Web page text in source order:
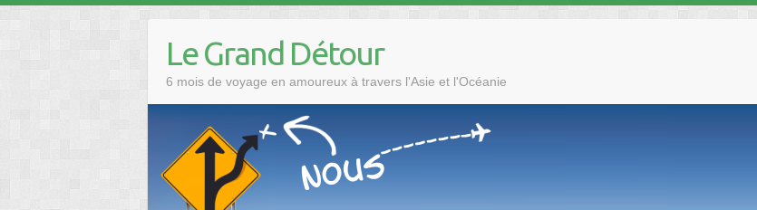
content
Le Grand Détour
6 mois de voyage en amoureux à travers l'Asie et l'Océanie